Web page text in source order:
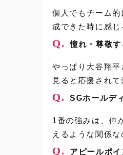
個人でもチーム
成できた時に感
Q. 憧れ・尊敬す
やっぱり大谷翔
見ると応援され
Q. SGホールデ
1番の強みは、仲
えるような関係
Q. アピールポイ